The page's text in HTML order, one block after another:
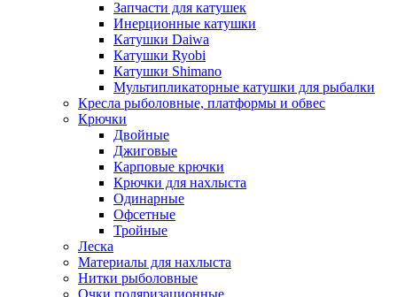
Запчасти для катушек
Инерционные катушки
Катушки Daiwa
Катушки Ryobi
Катушки Shimano
Мультипликаторные катушки для рыбалки
Кресла рыболовные, платформы и обвес
Крючки
Двойные
Джиговые
Карповые крючки
Крючки для нахлыста
Одинарные
Офсетные
Тройные
Леска
Материалы для нахлыста
Нитки рыболовные
Очки поляризационные